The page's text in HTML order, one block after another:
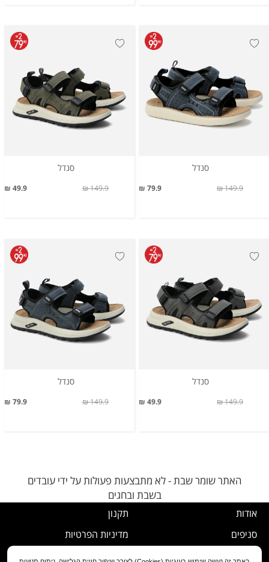
סנדל
79.9 ₪ 149.9 ₪
סנדל
49.9 ₪ 149.9 ₪
סנדל
49.9 ₪ 149.9 ₪
סנדל
79.9 ₪ 149.9 ₪
האתר שומר שבת - לא מתבצעות פעולות על ידי עובדים
בשבת ובחגים
אודות
סניפים
תקנון
מדיניות הפרטיות
נוהל ביטול עסקה